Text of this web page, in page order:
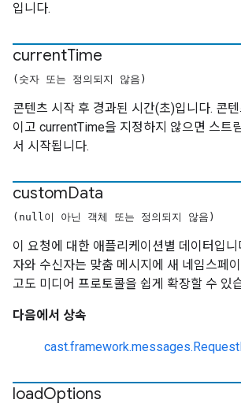
입니다.
currentTime
(숫자 또는 정의되지 않음)
콘텐츠 시작 후 경과된 시간(초)입니다. 콘
이고 currentTime을 지정하지 않으면 스트
서 시작됩니다.
customData
(null이 아닌 객체 또는 정의되지 않음)
이 요청에 대한 애플리케이션별 데이터입니
자와 수신자는 맞춤 메시지에 새 네임스페
고도 미디어 프로토콜을 쉽게 확장할 수 있
다음에서 상속
loadOptions